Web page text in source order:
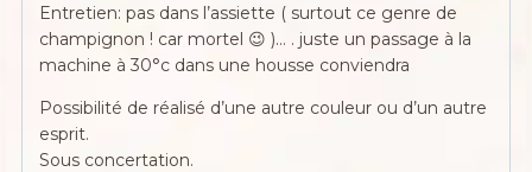
Entretien: pas dans l’assiette ( surtout ce genre de
champignon ! car mortel 😉 )… . juste un passage à la
machine à 30°c dans une housse conviendra
Possibilité de réalisé d’une autre couleur ou d’un autre
esprit.
Sous concertation.